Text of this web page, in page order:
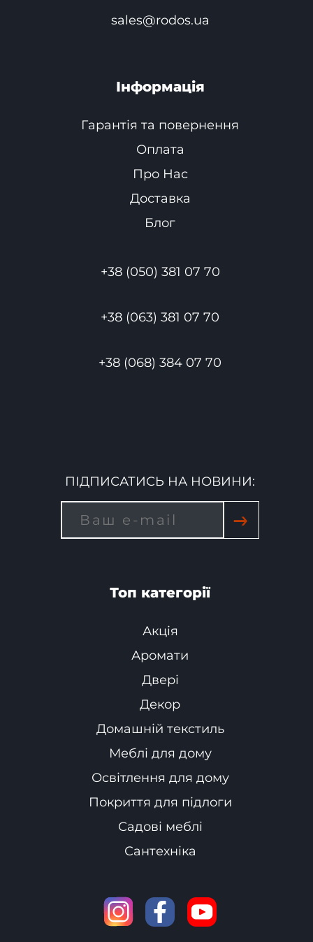
sales@rodos.ua
Інформація
Гарантія та повернення
Оплата
Про Нас
Доставка
Блог
+38 (050) 381 07 70
+38 (063) 381 07 70
+38 (068) 384 07 70
ПІДПИСАТИСЬ НА НОВИНИ:
→
Топ категорії
Акція
Аромати
Двері
Декор
Домашній текстиль
Меблі для дому
Освітлення для дому
Покриття для підлоги
Садові меблі
Сантехніка